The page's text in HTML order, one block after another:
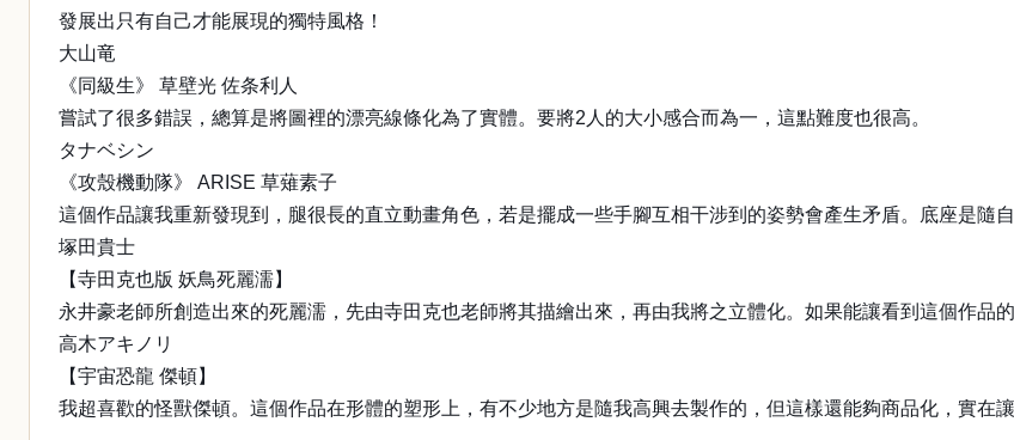
發展出只有自己才能展現的獨特風格！
大山竜
《同級生》 草壁光 佐条利人
嘗試了很多錯誤，總算是將圖裡的漂亮線條化為了實體。要將2人的大小感合而為一，這點難度也很高。
タナベシン
《攻殼機動隊》 ARISE 草薙素子
這個作品讓我重新發現到，腿很長的直立動畫角色，若是擺成一些手腳互相干涉到的姿勢會產生矛盾。底座是隨
塚田貴士
【寺田克也版 妖鳥死麗濡】
永井豪老師所創造出來的死麗濡，先由寺田克也老師將其描繪出來，再由我將之立體化。如果能讓看到這個作品
高木アキノリ
【宇宙恐龍 傑頓】
我超喜歡的怪獸傑頓。這個作品在形體的塑形上，有不少地方是隨我高興去製作的，但這樣還能夠商品化，實在讓